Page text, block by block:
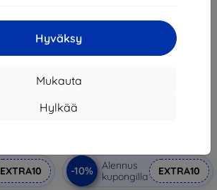
Hyväksy
Mukauta
Hylkää
EXTRA10
-10%
-10%
Alennus
kupongilla
EXTRA10